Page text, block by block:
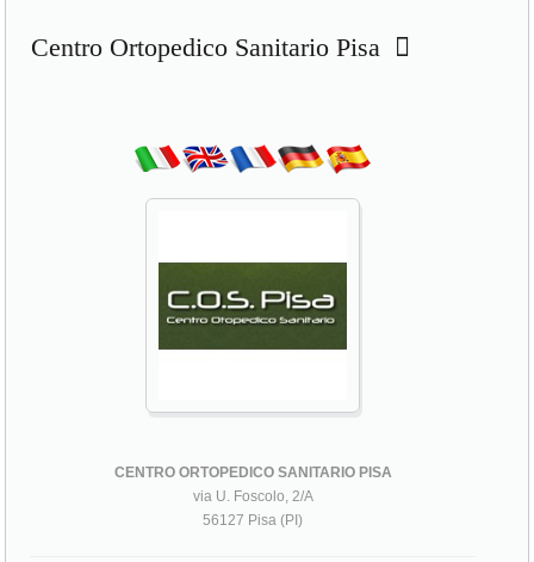
Centro Ortopedico Sanitario Pisa
CENTRO ORTOPEDICO SANITARIO PISA
via U. Foscolo, 2/A
56127 Pisa (PI)